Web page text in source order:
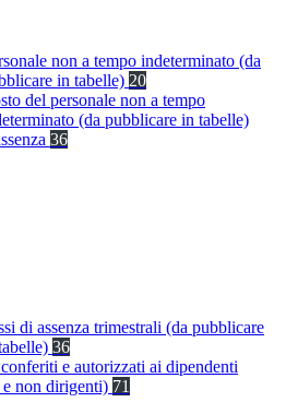
non a tempo indeterminato (da
in tabelle) 20
del personale non a tempo
(da pubblicare in tabelle)
36
di assenza trimestrali (da pubblicare
36
e autorizzati ai dipendenti
non dirigenti) 71